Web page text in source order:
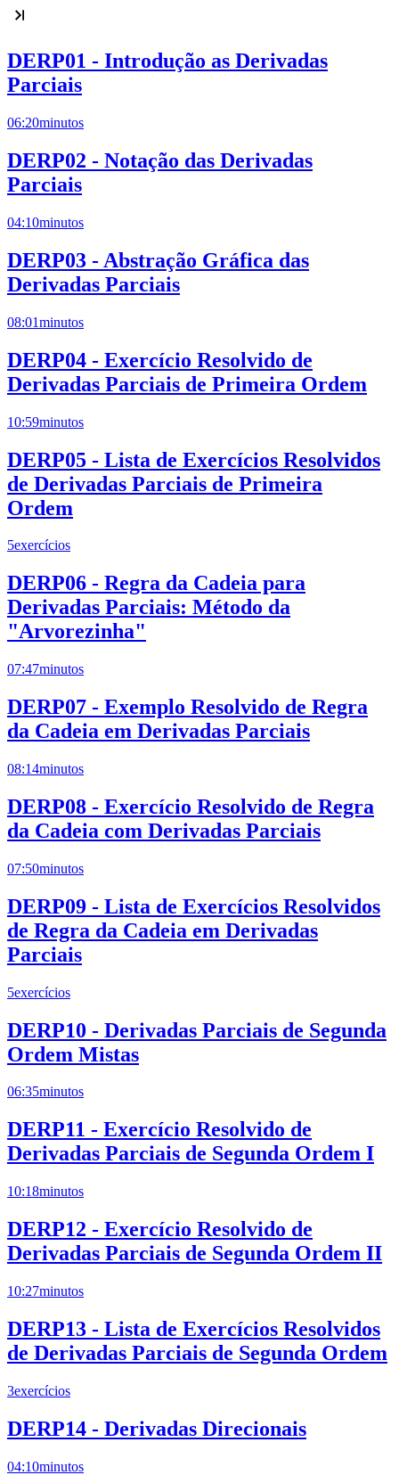
DERP01 - Introdução as Derivadas
Parciais
06:20minutos
DERP02 - Notação das Derivadas
Parciais
04:10minutos
DERP03 - Abstração Gráfica das
Derivadas Parciais
08:01minutos
DERP04 - Exercício Resolvido de
Derivadas Parciais de Primeira Ordem
10:59minutos
DERP05 - Lista de Exercícios Resolvidos
de Derivadas Parciais de Primeira
Ordem
5exercícios
DERP06 - Regra da Cadeia para
Derivadas Parciais: Método da
"Arvorezinha"
07:47minutos
DERP07 - Exemplo Resolvido de Regra
da Cadeia em Derivadas Parciais
08:14minutos
DERP08 - Exercício Resolvido de Regra
da Cadeia com Derivadas Parciais
07:50minutos
DERP09 - Lista de Exercícios Resolvidos
de Regra da Cadeia em Derivadas
Parciais
5exercícios
DERP10 - Derivadas Parciais de Segunda
Ordem Mistas
06:35minutos
DERP11 - Exercício Resolvido de
Derivadas Parciais de Segunda Ordem I
10:18minutos
DERP12 - Exercício Resolvido de
Derivadas Parciais de Segunda Ordem II
10:27minutos
DERP13 - Lista de Exercícios Resolvidos
de Derivadas Parciais de Segunda Ordem
3exercícios
DERP14 - Derivadas Direcionais
04:10minutos